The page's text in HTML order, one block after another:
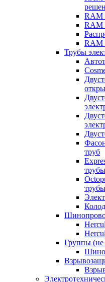
RAM
RAM
RAM
Трубы
труб
трубы
трубы
Группы (не